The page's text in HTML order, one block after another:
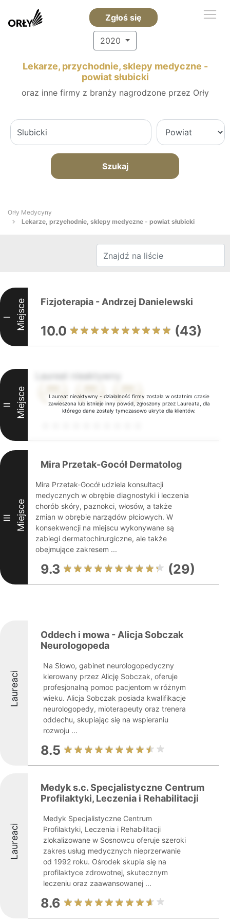
Zgłoś się
2020
Lekarze, przychodnie, sklepy medyczne -
powiat słubicki
oraz inne firmy z branży nagrodzone przez Orły
Szukaj
Orły Medycyny
Lekarze, przychodnie, sklepy medyczne - powiat słubicki
I Miejsce Fizjoterapia - Andrzej Danielewski
10.0 (43)
Laureat nieaktywny - działalność firmy została w ostatnim czasie
zawieszona lub istnieje inny powód, zgłoszony przez Laureata, dla
którego dane zostały tymczasowo ukryte dla klientów.
II Miejsce
III Miejsce
Mira Przetak-Gocół Dermatolog
Mira Przetak-Gocół udziela konsultacji
medycznych w obrębie diagnostyki i leczenia
chorób skóry, paznokci, włosów, a także
zmian w obrębie narządów płciowych. W
konsekwencji na miejscu wykonywane są
zabiegi dermatochirurgiczne, ale także
obejmujące zakresem ...
9.3 (29)
Laureaci
Oddech i mowa - Alicja Sobczak
Neurologopeda
Na Słowo, gabinet neurologopedyczny
kierowany przez Alicję Sobczak, oferuje
profesjonalną pomoc pacjentom w różnym
wieku. Alicja Sobczak posiada kwalifikacje
neurologopedy, mioterapeuty oraz trenera
oddechu, skupiając się na wspieraniu
rozwoju ...
8.5
Laureaci
Medyk s.c. Specjalistyczne Centrum
Profilaktyki, Leczenia i Rehabilitacji
Medyk Specjalistyczne Centrum
Profilaktyki, Leczenia i Rehabilitacji
zlokalizowane w Sosnowcu oferuje szeroki
zakres usług medycznych nieprzerwanie
od 1992 roku. Ośrodek skupia się na
profilaktyce zdrowotnej, skutecznym
leczeniu oraz zaawansowanej ...
8.6